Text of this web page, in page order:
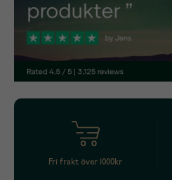
Fri frakt över 1000kr